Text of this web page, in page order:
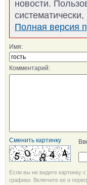
новости.
Полная версия
Имя:
Комментарий:
Сменить картинку
Если вы не видите картинку
графики. Включите ее и